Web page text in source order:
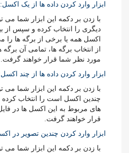
ابزار وارد کردن داده ها از یک اکسل:
با زدن بر دکمه این ابزار شما می
دیگری را انتخاب کرده و سپس از
اکسل همه یا برخی از برگه ها را
از انتخاب برگه ها، تمامی آن
مورد نظر شما قرار خواهند گرفت.
ابزار وارد کردن داده ها از چند
با زدن بر دکمه این ابزار شما می
چندین اکسل است را انتخاب
های مربوط به این اکسل ها در
قرار خواهند گرفت.
ابزار وارد کردن چندین تصویر در
با زدن بر دکمه این ابزار شما می